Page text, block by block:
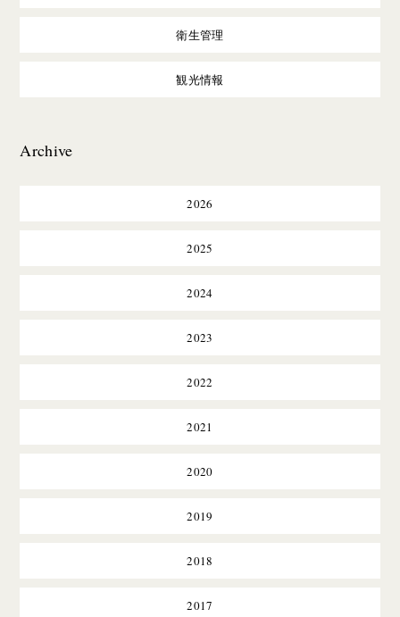
衛生管理
観光情報
Archive
2026
2025
2024
2023
2022
2021
2020
2019
2018
2017